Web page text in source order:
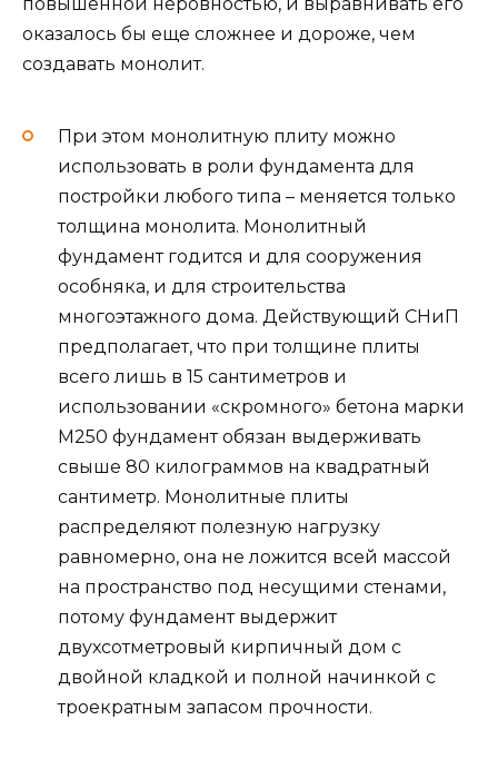
оказалось бы еще сложнее и дороже, чем
создавать монолит.
При этом монолитную плиту можно
использовать в роли фундамента для
постройки любого типа – меняется только
толщина монолита. Монолитный
фундамент годится и для сооружения
особняка, и для строительства
многоэтажного дома. Действующий СНиП
предполагает, что при толщине плиты
всего лишь в 15 сантиметров и
использовании «скромного» бетона марки
М250 фундамент обязан выдерживать
свыше 80 килограммов на квадратный
сантиметр. Монолитные плиты
распределяют полезную нагрузку
равномерно, она не ложится всей массой
на пространство под несущими стенами,
потому фундамент выдержит
двухсотметровый кирпичный дом с
двойной кладкой и полной начинкой с
троекратным запасом прочности.